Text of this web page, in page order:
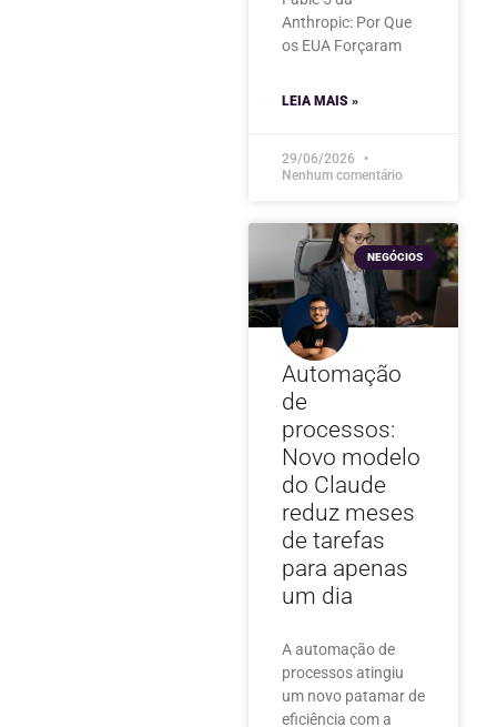
Anthropic: Por Que
os EUA Forçaram
LEIA MAIS »
29/06/2026
Nenhum comentário
NEGÓCIOS
Automação
de
processos:
Novo modelo
do Claude
reduz meses
de tarefas
para apenas
um dia
A automação de
processos atingiu
um novo patamar de
eficiência com a